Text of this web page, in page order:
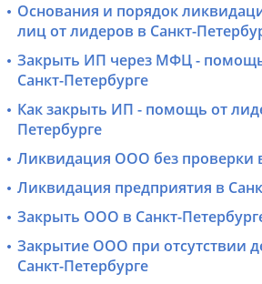
Основания и порядок
лиц от лидеров в Санкт-
Закрыть ИП через МФЦ -
Санкт-Петербурге
Как закрыть ИП - помощь от
Петербурге
Ликвидация ООО без проверки
Ликвидация предприятия в
Закрыть ООО в Санкт-
Закрытие ООО при отсутствии
Санкт-Петербурге